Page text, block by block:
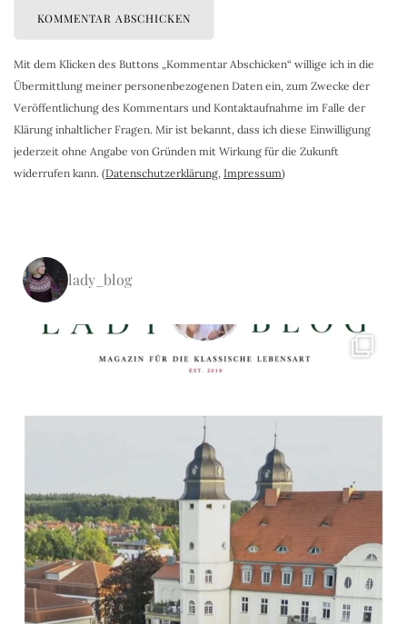
Mit dem Klicken des Buttons „Kommentar Abschicken“ willige ich in die
Übermittlung meiner personenbezogenen Daten ein, zum Zwecke der
Veröffentlichung des Kommentars und Kontaktaufnahme im Falle der
Klärung inhaltlicher Fragen. Mir ist bekannt, dass ich diese Einwilligung
jederzeit ohne Angabe von Gründen mit Wirkung für die Zukunft
widerrufen kann. (Datenschutzerklärung, Impressum)
lady_blog